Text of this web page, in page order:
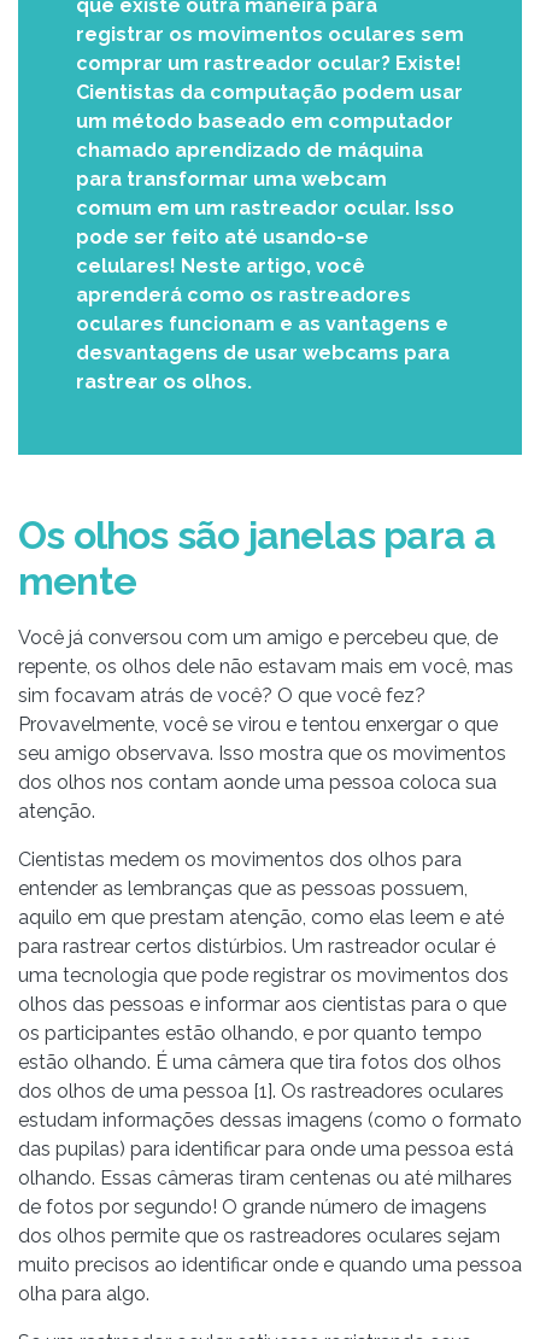
que existe outra maneira para
registrar os movimentos oculares sem
comprar um rastreador ocular? Existe!
Cientistas da computação podem usar
um método baseado em computador
chamado aprendizado de máquina
para transformar uma webcam
comum em um rastreador ocular. Isso
pode ser feito até usando-se
celulares! Neste artigo, você
aprenderá como os rastreadores
oculares funcionam e as vantagens e
desvantagens de usar webcams para
rastrear os olhos.
Os olhos são janelas para a
mente
Você já conversou com um amigo e percebeu que, de
repente, os olhos dele não estavam mais em você, mas
sim focavam atrás de você? O que você fez?
Provavelmente, você se virou e tentou enxergar o que
seu amigo observava. Isso mostra que os movimentos
dos olhos nos contam aonde uma pessoa coloca sua
atenção.
Cientistas medem os movimentos dos olhos para
entender as lembranças que as pessoas possuem,
aquilo em que prestam atenção, como elas leem e até
para rastrear certos distúrbios. Um rastreador ocular é
uma tecnologia que pode registrar os movimentos dos
olhos das pessoas e informar aos cientistas para o que
os participantes estão olhando, e por quanto tempo
estão olhando. É uma câmera que tira fotos dos olhos
dos olhos de uma pessoa [1]. Os rastreadores oculares
estudam informações dessas imagens (como o formato
das pupilas) para identificar para onde uma pessoa está
olhando. Essas câmeras tiram centenas ou até milhares
de fotos por segundo! O grande número de imagens
dos olhos permite que os rastreadores oculares sejam
muito precisos ao identificar onde e quando uma pessoa
olha para algo.